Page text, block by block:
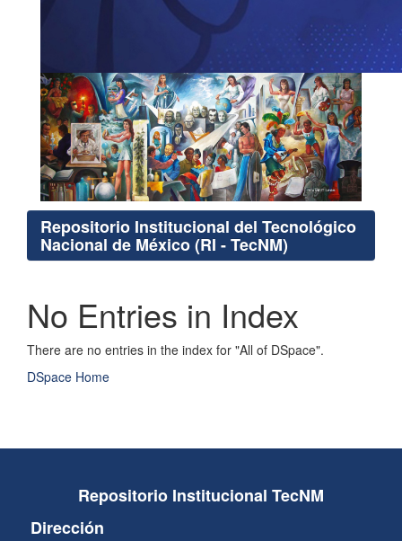
Repositorio Institucional del Tecnológico
Nacional de México (RI - TecNM)
No Entries in Index
There are no entries in the index for "All of DSpace".
DSpace Home
Repositorio Institucional TecNM
Dirección